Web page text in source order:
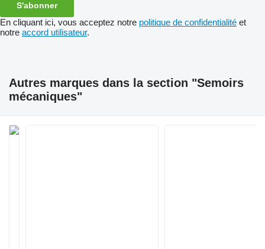
S'abonner
En cliquant ici, vous acceptez notre politique de confidentialité et
notre accord utilisateur.
Autres marques dans la section "Semoirs
mécaniques"